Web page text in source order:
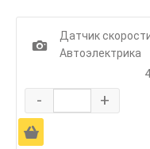
1
Датчик
Автоэлектрика
- +
Ä